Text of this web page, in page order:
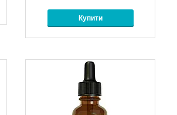
Купити